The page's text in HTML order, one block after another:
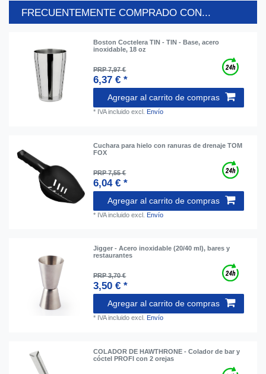
FRECUENTEMENTE COMPRADO CON...
Boston Coctelera TIN - TIN - Base, acero
inoxidable, 18 oz
PRP 7,97 €
6,37 € *
Agregar al carrito de compras
* IVA incluido excl. Envío
Cuchara para hielo con ranuras de drenaje TOM
FOX
PRP 7,55 €
6,04 € *
Agregar al carrito de compras
* IVA incluido excl. Envío
Jigger - Acero inoxidable (20/40 ml), bares y
restaurantes
PRP 3,70 €
3,50 € *
Agregar al carrito de compras
* IVA incluido excl. Envío
COLADOR DE HAWTHRONE - Colador de bar y
cóctel PROFI con 2 orejas